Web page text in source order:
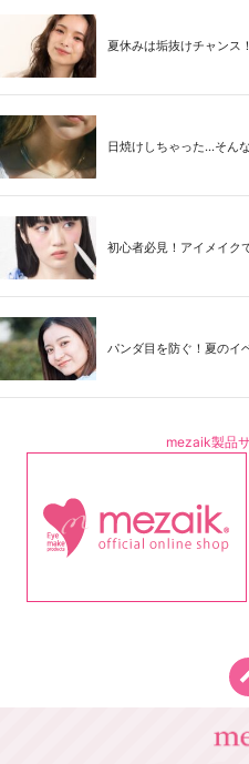
夏休みは垢抜けチャン
日焼けしちゃった...そん
初心者必見！アイメイク
パンダ目を防ぐ！夏のイ
mezaik製品